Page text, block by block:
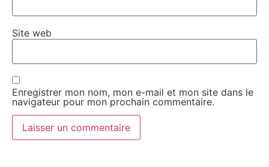
Site web
Enregistrer mon nom, mon e-mail et mon site dans le
navigateur pour mon prochain commentaire.